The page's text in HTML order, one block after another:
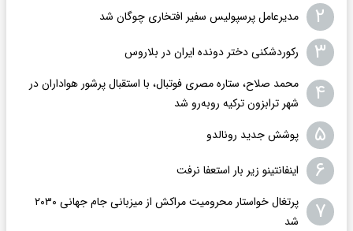
۲ مدیرعامل پرسپولیس سفیر افتخاری چوگان شد
۳ رکوردشکنی دختر دونده ایران در بلاروس
۴
محمد صلاح، ستاره مصری فوتبال، با استقبال پرشور هواداران در
شهر ترابزون ترکیه روبه‌رو شد
۵ پوشش جدید رونالدو
۶ اینفانتینو زیر بار استعفا نرفت
۷
پرتغال خواستار محرومیت مراکش از میزبانی جام جهانی ۲۰۳۰
شد